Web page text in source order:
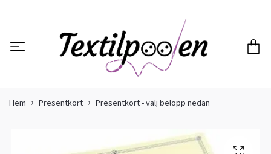
Hem Presentkort Presentkort - välj belopp nedan